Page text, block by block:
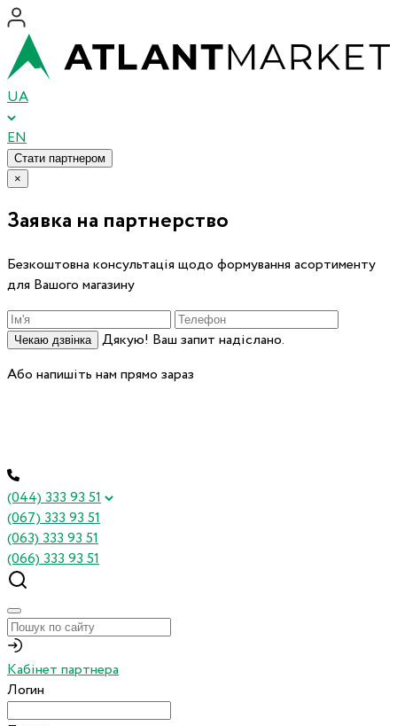
UA
EN
Стати партнером
×
Заявка на партнерство
Безкоштовна консультація щодо формування асортименту
для Вашого магазину
Чекаю дзвінка
Дякую! Ваш запит надіслано.
Або напишіть нам прямо зараз
(044) 333 93 51
(067) 333 93 51
(063) 333 93 51
(066) 333 93 51
Кабінет партнера
Логин